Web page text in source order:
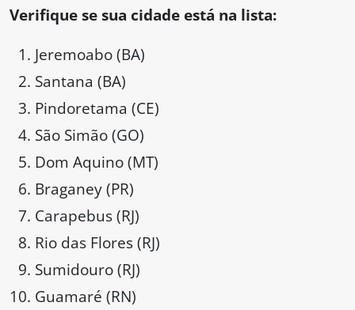
Verifique se sua cidade está na lista:
Jeremoabo (BA)
Santana (BA)
Pindoretama (CE)
São Simão (GO)
Dom Aquino (MT)
Braganey (PR)
Carapebus (RJ)
Rio das Flores (RJ)
Sumidouro (RJ)
Guamaré (RN)